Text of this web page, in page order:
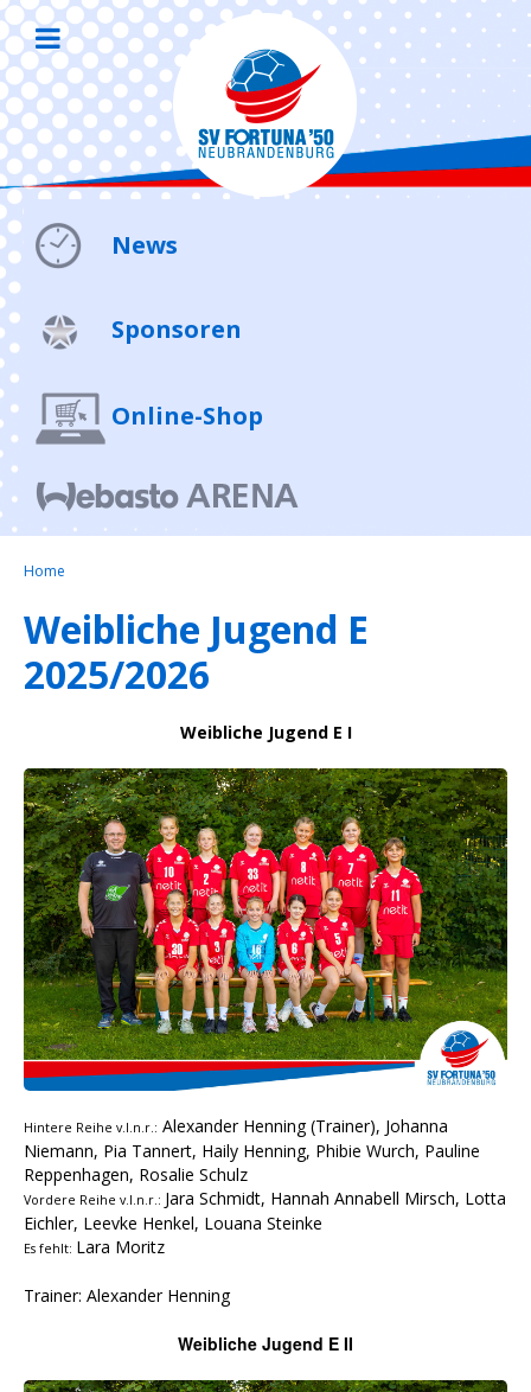
News
Sponsoren
Online-Shop
Home
Weibliche Jugend E
2025/2026
Weibliche Jugend E I
Hintere Reihe v.l.n.r.: Alexander Henning (Trainer), Johanna
Niemann, Pia Tannert, Haily Henning, Phibie Wurch, Pauline
Reppenhagen, Rosalie Schulz
Vordere Reihe v.l.n.r.: Jara Schmidt, Hannah Annabell Mirsch, Lotta
Eichler, Leevke Henkel, Louana Steinke
Es fehlt: Lara Moritz
Trainer: Alexander Henning
Weibliche Jugend E II